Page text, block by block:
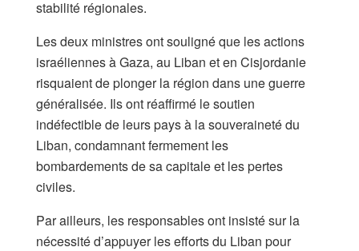
stabilité régionales.
Les deux ministres ont souligné que les actions
israéliennes à Gaza, au Liban et en Cisjordanie
risquaient de plonger la région dans une guerre
généralisée. Ils ont réaffirmé le soutien
indéfectible de leurs pays à la souveraineté du
Liban, condamnant fermement les
bombardements de sa capitale et les pertes
civiles.
Par ailleurs, les responsables ont insisté sur la
nécessité d’appuyer les efforts du Liban pour